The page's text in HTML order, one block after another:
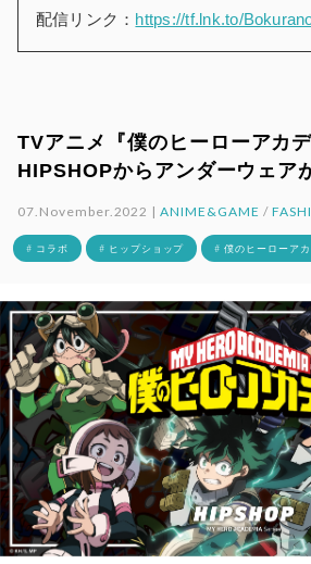
配信リンク： https://tf.lnk.to/
TVアニメ『僕のヒーローアカ
HIPSHOPからアンダーウェア
07.November.2022 |ANIME&GAME /
# コラボ # ヒップショップ # 僕のヒーローア